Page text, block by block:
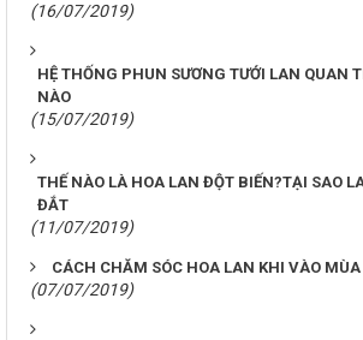
(16/07/2019)
HỆ THỐNG PHUN SƯƠNG TƯỚI LAN QUAN
NÀO
(15/07/2019)
THẾ NÀO LÀ HOA LAN ĐỘT BIẾN?TẠI SAO
ĐẮT
(11/07/2019)
CÁCH CHĂM SÓC HOA LAN KHI VÀO
(07/07/2019)